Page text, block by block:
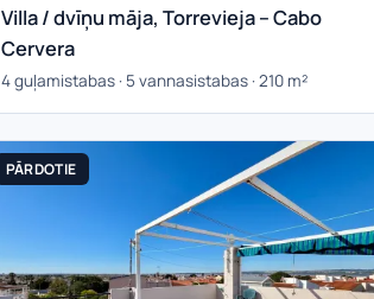
Villa / dvīņu māja, Torrevieja – Cabo
Cervera
4 guļamistabas · 5 vannasistabas · 210 m²
PĀRDOTIE